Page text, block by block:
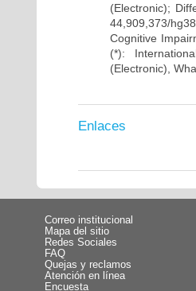
(Electronic);
44,909,373/
Cognitive
(*):
(Electronic),
Enlaces
Correo institucional
Mapa del sitio
Redes Sociales
FAQ
Quejas y reclamos
Atención en línea
Encuesta